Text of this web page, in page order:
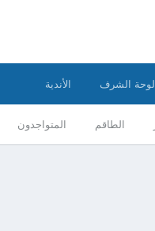
الطاقم المتواجدون
لوحة الشرف الأندية